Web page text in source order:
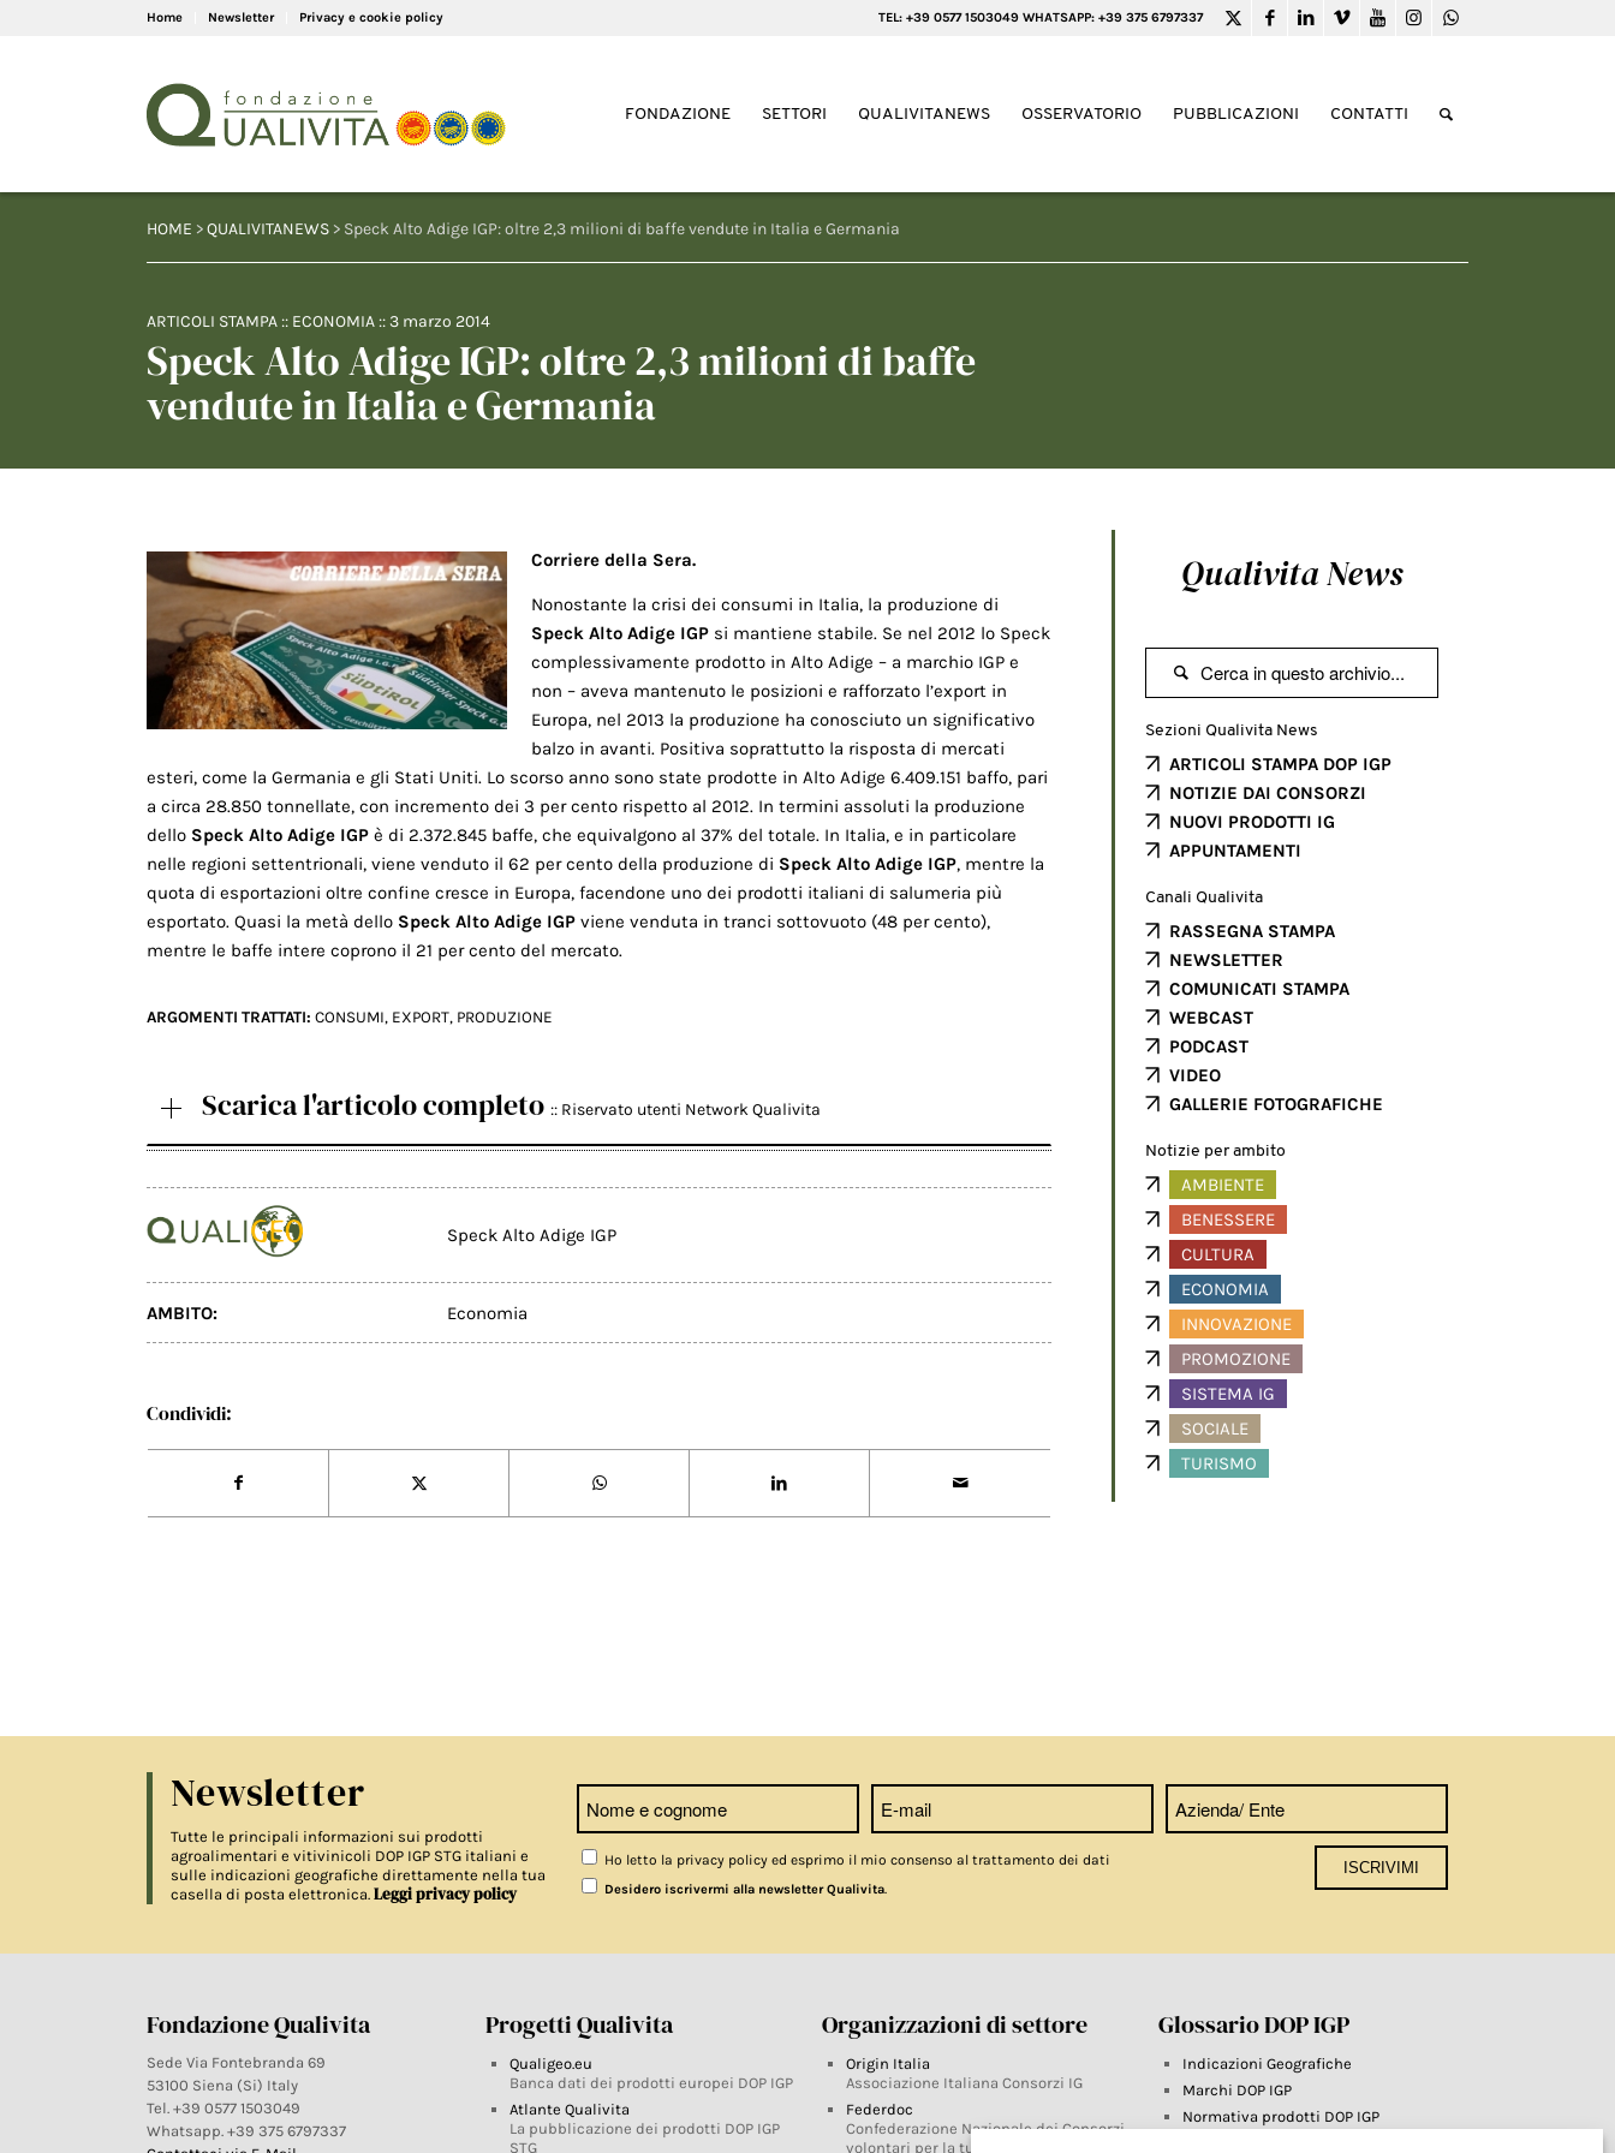
Home Newsletter Privacy e cookie policy TEL: +39 0577 1503049 WHATSAPP: +39 375 6797337
FONDAZIONE SETTORI QUALIVITANEWS OSSERVATORIO PUBBLICAZIONI CONTATTI
HOME >QUALIVITANEWS > Speck Alto Adige IGP: oltre 2,3 milioni di baffe vendute in Italia e Germania
ARTICOLI STAMPA :: ECONOMIA ::3 marzo 2014
Speck Alto Adige IGP: oltre 2,3 milioni di baffe
vendute in Italia e Germania
Corriere della Sera.
Nonostante la crisi dei consumi in Italia, la produzione di
Speck Alto Adige IGP si mantiene stabile. Se nel 2012 lo Speck
complessivamente prodotto in Alto Adige – a marchio IGP e
non – aveva mantenuto le posizioni e rafforzato l’export in
Europa, nel 2013 la produzione ha conosciuto un significativo
balzo in avanti. Positiva soprattutto la risposta di mercati
esteri, come la Germania e gli Stati Uniti. Lo scorso anno sono state prodotte in Alto Adige 6.409.151 baffo, pari
a circa 28.850 tonnellate, con incremento dei 3 per cento rispetto al 2012. In termini assoluti la produzione
dello Speck Alto Adige IGP è di 2.372.845 baffe, che equivalgono al 37% del totale. In Italia, e in particolare
nelle regioni settentrionali, viene venduto il 62 per cento della produzione di Speck Alto Adige IGP, mentre la
quota di esportazioni oltre confine cresce in Europa, facendone uno dei prodotti italiani di salumeria più
esportato. Quasi la metà dello Speck Alto Adige IGP viene venduta in tranci sottovuoto (48 per cento),
mentre le baffe intere coprono il 21 per cento del mercato.
ARGOMENTI TRATTATI: CONSUMI, EXPORT, PRODUZIONE
Scarica l'articolo completo :: Riservato utenti Network Qualivita
Speck Alto Adige IGP
AMBITO: Economia
Condividi:
Qualivita News

Sezioni Qualivita News
ARTICOLI STAMPA DOP IGP
NOTIZIE DAI CONSORZI
NUOVI PRODOTTI IG
APPUNTAMENTI
Canali Qualivita
RASSEGNA STAMPA
NEWSLETTER
COMUNICATI STAMPA
WEBCAST
PODCAST
VIDEO
GALLERIE FOTOGRAFICHE
Notizie per ambito
AMBIENTE
BENESSERE
CULTURA
ECONOMIA
INNOVAZIONE
PROMOZIONE
SISTEMA IG
SOCIALE
TURISMO
Newsletter
Tutte le principali informazioni sui prodotti
agroalimentari e vitivinicoli DOP IGP STG italiani e
sulle indicazioni geografiche direttamente nella tua
casella di posta elettronica. Leggi privacy policy
Ho letto la privacy policy ed esprimo il mio consenso al trattamento dei dati
Desidero iscrivermi alla newsletter Qualivita.
Fondazione Qualivita
Sede Via Fontebranda 69
53100 Siena (Si) Italy
Tel. +39 0577 1503049
Whatsapp. +39 375 6797337
Progetti Qualivita
Qualigeo.eu
Banca dati dei prodotti europei DOP IGP
Atlante Qualivita
La pubblicazione dei prodotti DOP IGP
STG
Organizzazioni di settore
Origin Italia
Associazione Italiana Consorzi IG
Federdoc
Confederazione Nazionale dei Consorzi
volontari per la tutela delle
Glossario DOP IGP
Indicazioni Geografiche
Marchi DOP IGP
Normativa prodotti DOP IGP